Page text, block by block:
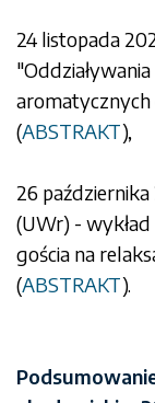
24 listopada
aromatycznych
(ABSTRAKT),
26 października
(UWr) -
gościa na
(ABSTRAKT).